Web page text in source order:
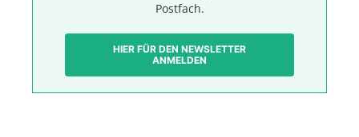
Postfach.
HIER FÜR DEN NEWSLETTER
ANMELDEN